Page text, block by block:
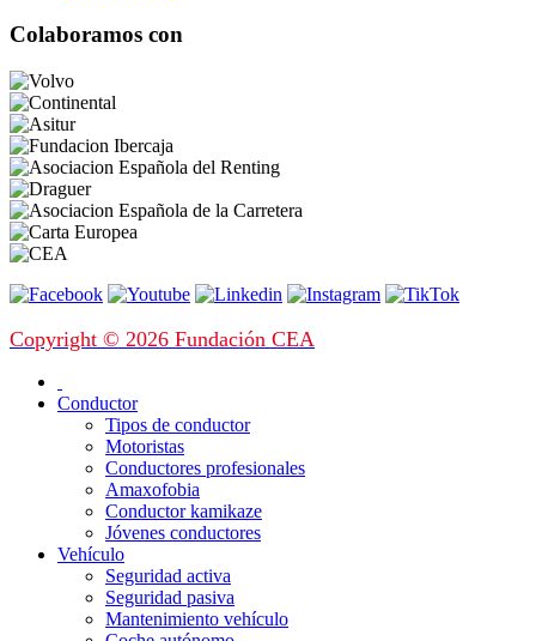
Colaboramos con
Copyright © 2026 Fundación CEA
Conductor
Tipos de conductor
Motoristas
Conductores profesionales
Amaxofobia
Conductor kamikaze
Jóvenes conductores
Vehículo
Seguridad activa
Seguridad pasiva
Mantenimiento vehículo